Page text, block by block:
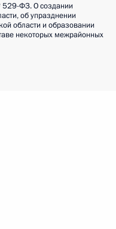
ФЗ. О создании
об упразднении
области и образовании
некоторых межрайонных